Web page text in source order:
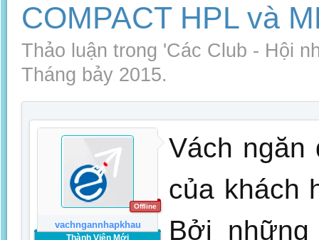
COMPACT HPL và
Thảo luận trong 'Các Club - Hội
Tháng bảy 2015.
Offline
vachngannhapkhau
Thành Viên Mới
Vách ngăn
của khách
Bởi